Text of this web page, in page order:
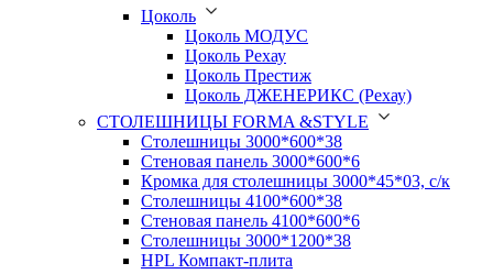
Цоколь
Цоколь МОДУС
Цоколь Рехау
Цоколь Престиж
Цоколь ДЖЕНЕРИКС (Рехау)
СТОЛЕШНИЦЫ FORMA &STYLE
Столешницы 3000*600*38
Стеновая панель 3000*600*6
Кромка для столешницы 3000*45*03, с/к
Столешницы 4100*600*38
Стеновая панель 4100*600*6
Столешницы 3000*1200*38
HPL Компакт-плита